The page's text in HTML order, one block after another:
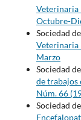
Veterinaria
Octubre-
Sociedad
Veterinaria
Marzo
Sociedad
de trabajos
Núm. 66
Sociedad